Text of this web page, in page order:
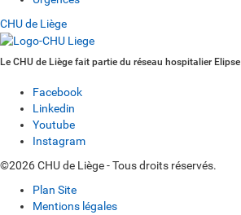
CHU de Liège
Le CHU de Liège fait partie du réseau hospitalier Elipse
Facebook
Linkedin
Youtube
Instagram
©2026 CHU de Liège - Tous droits réservés.
Plan Site
Mentions légales